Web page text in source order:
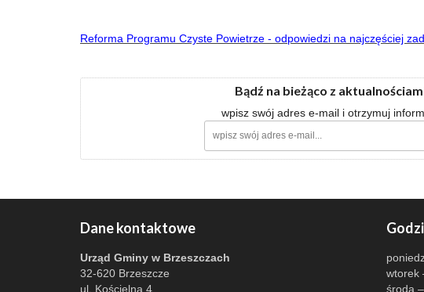
Reforma Programu Czyste Powietrze - odpowiedzi na najczęściej
Bądź na bieżąco z
wpisz swój adres e-mail i otrzymuj
Dane kontaktowe
Urząd Gminy w Brzeszczach
32-620 Brzeszcze
ul. Kościelna 4
wtorek
środa